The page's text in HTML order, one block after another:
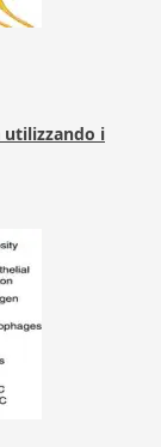
utilizzando i